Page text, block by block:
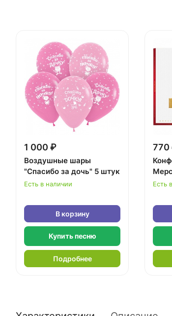
1 000 ₽
Воздушные шары
"Спасибо за дочь" 5 штук
Есть в наличии
В корзину
Купить песню
Подробнее
770
Есть